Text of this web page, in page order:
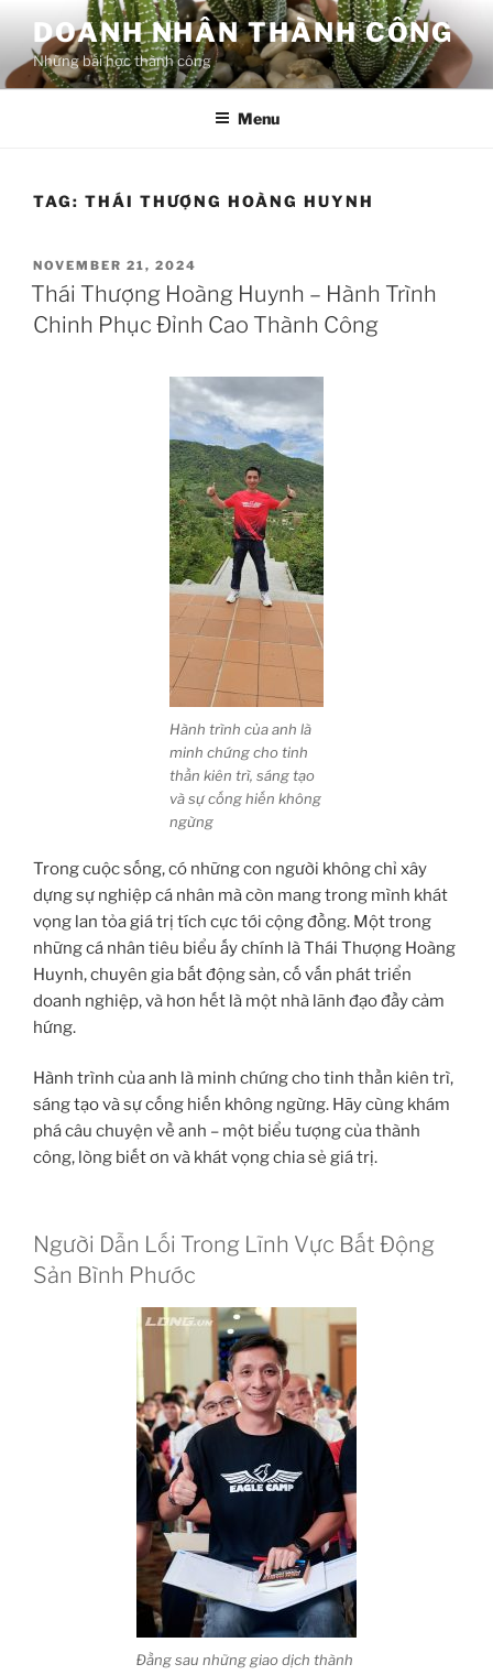
content
DOANH NHÂN THÀNH CÔNG
Những bài học thành công
Menu
TAG: THÁI THƯỢNG HOÀNG HUYNH
POSTED
ON
NOVEMBER 21, 2024
Thái Thượng Hoàng Huynh – Hành Trình
Chinh Phục Đỉnh Cao Thành Công
Hành trình của anh là
minh chứng cho tinh
thần kiên trì, sáng tạo
và sự cống hiến không
ngừng
Trong cuộc sống, có những con người không chỉ xây
dựng sự nghiệp cá nhân mà còn mang trong mình khát
vọng lan tỏa giá trị tích cực tới cộng đồng. Một trong
những cá nhân tiêu biểu ấy chính là Thái Thượng Hoàng
Huynh, chuyên gia bất động sản, cố vấn phát triển
doanh nghiệp, và hơn hết là một nhà lãnh đạo đầy cảm
hứng.
Hành trình của anh là minh chứng cho tinh thần kiên trì,
sáng tạo và sự cống hiến không ngừng. Hãy cùng khám
phá câu chuyện về anh – một biểu tượng của thành
công, lòng biết ơn và khát vọng chia sẻ giá trị.
Người Dẫn Lối Trong Lĩnh Vực Bất Động
Sản Bình Phước
Đằng sau những giao dịch thành